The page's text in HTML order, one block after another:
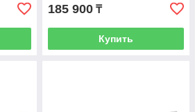
185 900 ₸
Купить